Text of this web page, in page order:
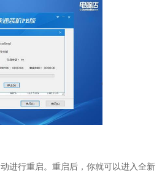
进行重启。重启后，你就可以进入全新